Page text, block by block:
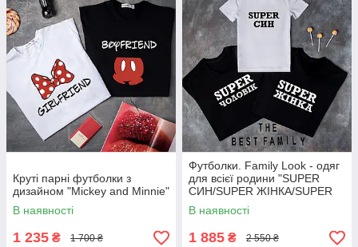
Круті парні футболки з
дизайном "Mickey and Minnie"
В наявності
1 235 ₴ 1 700 ₴
Футболки. Family Look - одяг
для всієї родини "SUPER
СИН/SUPER ЖІНКА/SUPER
ЧОЛОВІК"
В наявності
1 885 ₴ 2 550 ₴